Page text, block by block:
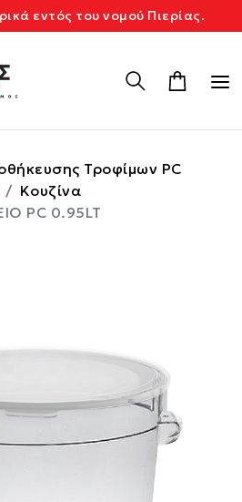
εντός του νομού Πιερίας.
Τροφίμων PC
Κουζίνα
PC 0.95LT